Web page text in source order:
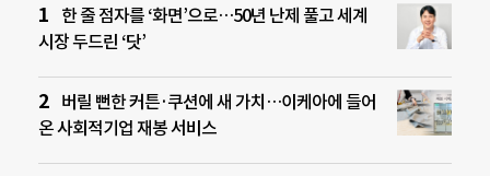
한 줄 점자를 ‘화면’으로…50년 난제 풀고 세계
시장 두드린 ‘닷’
버릴 뻔한 커튼·쿠션에 새 가치…이케아에 들어
온 사회적기업 재봉 서비스